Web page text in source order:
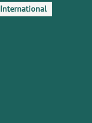
International